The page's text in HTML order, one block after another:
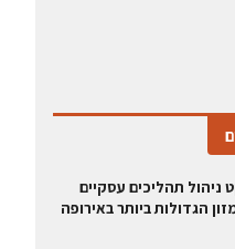
ניהול תהליכים עסקיים
הגדולות ביותר באירופה